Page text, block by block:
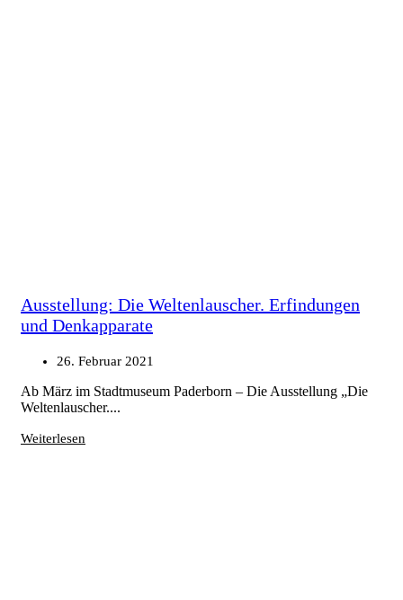
Ausstellung: Die Weltenlauscher. Erfindungen
und Denkapparate
26. Februar 2021
Ab März im Stadtmuseum Paderborn – Die Ausstellung „Die
Weltenlauscher....
Weiterlesen